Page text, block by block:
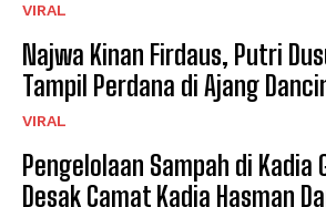
VIRAL
Najwa Kinan Firdaus, Putri
Tampil Perdana di Ajang
VIRAL
Pengelolaan Sampah di Kadia
Desak Camat Kadia Hasman